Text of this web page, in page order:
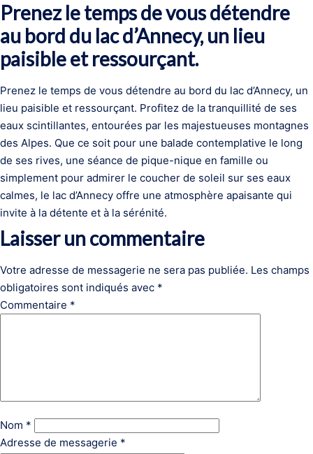
Prenez le temps de vous détendre
au bord du lac d’Annecy, un lieu
paisible et ressourçant.
Prenez le temps de vous détendre au bord du lac d’Annecy, un
lieu paisible et ressourçant. Profitez de la tranquillité de ses
eaux scintillantes, entourées par les majestueuses montagnes
des Alpes. Que ce soit pour une balade contemplative le long
de ses rives, une séance de pique-nique en famille ou
simplement pour admirer le coucher de soleil sur ses eaux
calmes, le lac d’Annecy offre une atmosphère apaisante qui
invite à la détente et à la sérénité.
Laisser un commentaire
Votre adresse de messagerie ne sera pas publiée. Les champs
obligatoires sont indiqués avec *
Commentaire *
Nom *
Adresse de messagerie *